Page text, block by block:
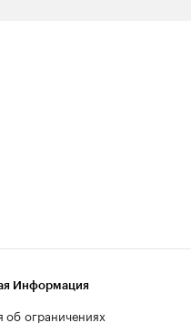
Информация
ограничениях